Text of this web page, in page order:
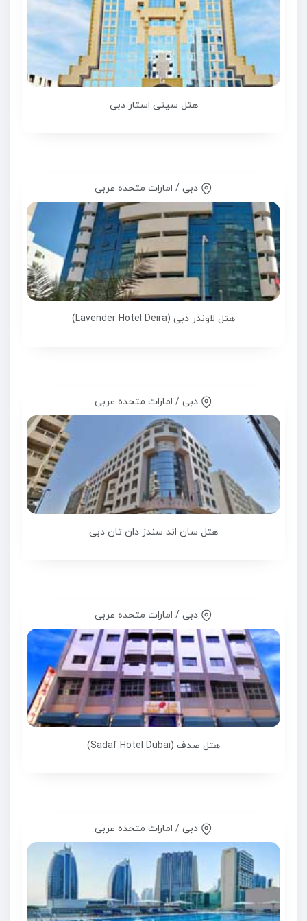
هتل سیتی استار دبی
دبی / امارات متحده عربی
هتل لاوندر دبی (Lavender Hotel Deira)
دبی / امارات متحده عربی
هتل سان اند سندز دان تان دبی
دبی / امارات متحده عربی
هتل صدف (Sadaf Hotel Dubai)
دبی / امارات متحده عربی